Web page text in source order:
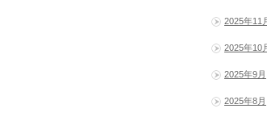
2025年11
2025年10
2025年9月
2025年8月